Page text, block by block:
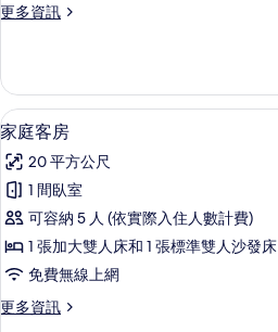
相
更多資訊
更
的
詳
情
顯
示
家
庭
客
房
所
4
家庭客房
20 平方公尺
1 間臥室
可容納 5 人 (依實際入住人數計費)
1 張加大雙人床和 1 張標準雙人沙發床
免費無線上網
更多資訊
更